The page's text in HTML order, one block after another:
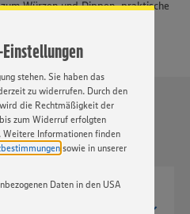
ist freiwillig und kann
Bitte beachten Sie, dass auf
nicht mehr alle
stehen. Sie haben das
zu widerrufen. Durch den
die Rechtmäßigkeit der
zum Widerruf erfolgten
Informationen finden
sowie in unserer
Daten in den USA
Würzen und Dippen, praktische
Farbstoffe und Aromen